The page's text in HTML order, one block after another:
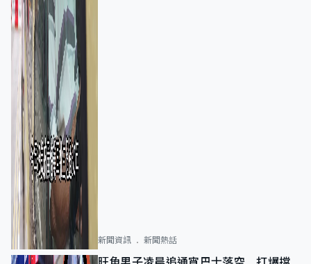
新聞資訊 新聞熱話